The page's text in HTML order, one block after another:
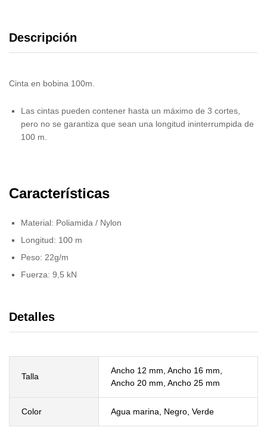
Descripción
Cinta en bobina 100m.
Las cintas pueden contener hasta un máximo de 3 cortes,
pero no se garantiza que sean una longitud ininterrumpida de
100 m.
Características
Material: Poliamida / Nylon
Longitud: 100 m
Peso: 22g/m
Fuerza: 9,5 kN
Detalles
Talla
Ancho 12 mm, Ancho 16 mm,
Ancho 20 mm, Ancho 25 mm
Color Agua marina, Negro, Verde